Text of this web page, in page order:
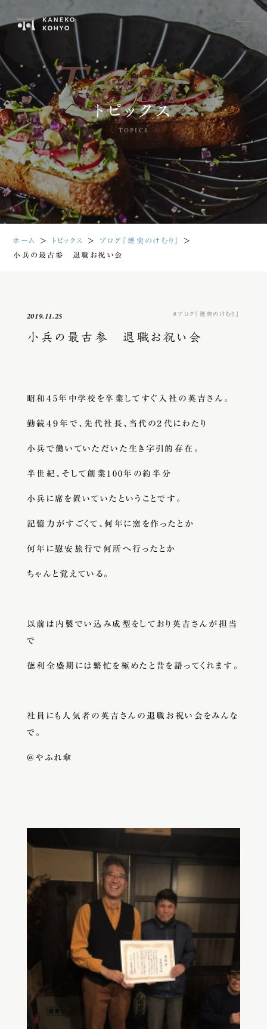
Topics
トピックス
TOPICS
ホーム ＞ トピックス ＞ ブログ『煙突のけむり』
＞
小兵の最古参 退職お祝い会
2019.11.25 ブログ『煙突のけむり』
小兵の最古参 退職お祝い会
昭和４5年中学校を卒業してすぐ入社の英吉さん。
勤続４９年で、先代社長、当代の２代にわたり
小兵で働いていただいた生き字引的存在。
半世紀、そして創業100年の約半分
小兵に席を置いていたということです。
記憶力がすごくて、何年に窯を作ったとか
何年に慰安旅行で何所へ行ったとか
ちゃんと覚えている。
以前は内製でい込み成型をしており英吉さんが担当
で
徳利全盛期には繁忙を極めたと昔を語ってくれます。
社員にも人気者の英吉さんの退職お祝い会をみんな
で。
@やふれ傘